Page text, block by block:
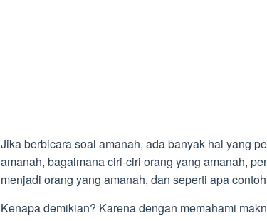
Jika berbicara soal amanah, ada banyak hal yang
amanah, bagaimana ciri-ciri orang yang amanah,
menjadi orang yang amanah, dan seperti apa
Kenapa demikian? Karena dengan memahami